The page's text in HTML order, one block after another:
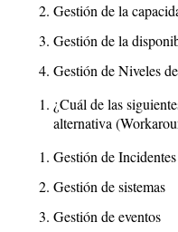
Gestión de la
Gestión de la
Gestión de Niveles
¿Cuál de las
alternativa
Gestión de Incidentes
Gestión de sistemas
Gestión de eventos